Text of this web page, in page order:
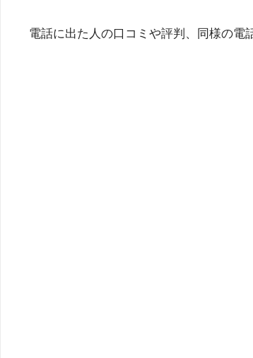
電話に出た人の口コミや評判、同様の電